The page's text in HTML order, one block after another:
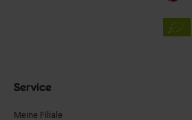
Service
Meine Filiale